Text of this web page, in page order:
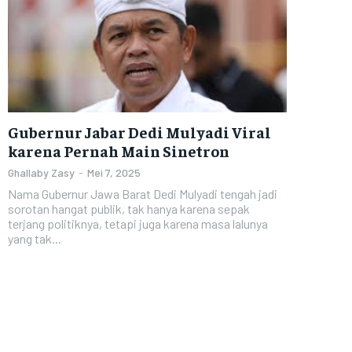
Gubernur Jabar Dedi Mulyadi Viral
karena Pernah Main Sinetron
Ghallaby Zasy - Mei 7, 2025
Nama Gubernur Jawa Barat Dedi Mulyadi tengah jadi
sorotan hangat publik, tak hanya karena sepak
terjang politiknya, tetapi juga karena masa lalunya
yang tak...